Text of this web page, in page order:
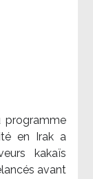
programme
en Irak a
kakaïs
avant